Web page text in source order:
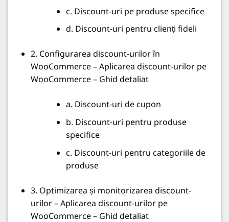
c. Discount-uri pe produse specifice
d. Discount-uri pentru clienți fideli
2. Configurarea discount-urilor în
WooCommerce – Aplicarea discount-urilor pe
WooCommerce – Ghid detaliat
a. Discount-uri de cupon
b. Discount-uri pentru produse
specifice
c. Discount-uri pentru categoriile de
produse
3. Optimizarea și monitorizarea discount-
urilor – Aplicarea discount-urilor pe
WooCommerce – Ghid detaliat